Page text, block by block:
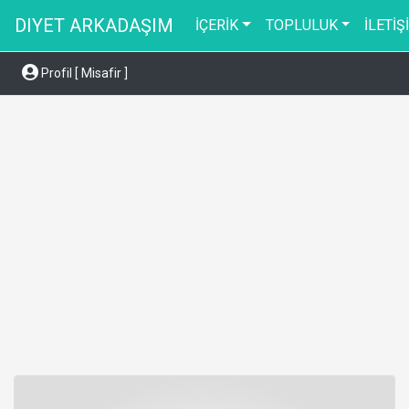
DIYET ARKADAŞIM İÇERİK TOPLULUK
Profil [ Misafir ]